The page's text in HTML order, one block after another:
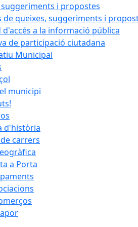
suggeriments i propostes
de queixes, suggeriments i
d'accés a la informació pública
de participació ciutadana
Municipal
municipi
d'història
carrers
a Porta